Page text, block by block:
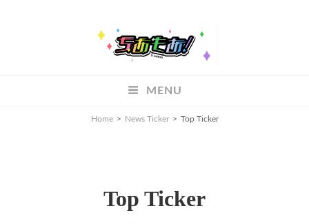
MENU
Home > News Ticker > Top Ticker
Top Ticker